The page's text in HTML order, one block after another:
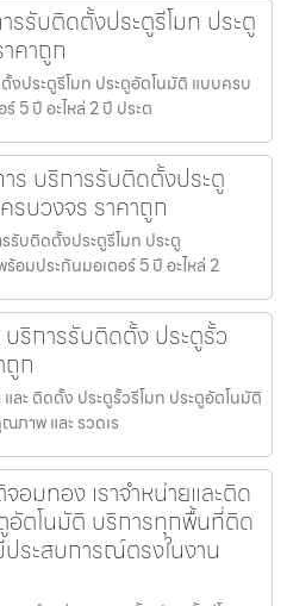
รรับติดตั้งประตูรีโมท ประตู
คาถูก
งประตูรีโมท ประตูอัตโนมัติ แบบครบ
5 ปี อะไหล่ 2 ปี ประต
ร บริการรับติดตั้งประตู
รบวงจร ราคาถูก
รับติดตั้งประตูรีโมท ประตู
อมประกันมอเตอร์ 5 ปี อะไหล่ 2
ริการรับติดตั้ง ประตูรั้ว
ถูก
ะ ติดตั้ง ประตูรั้วรีโมท ประตูอัตโนมัติ
าพ และ รวดเร
อมทอง เราจำหน่ายและติด
อัตโนมัติ บริการทุกพื้นที่ติด
ระสบการณ์ตรงในงาน